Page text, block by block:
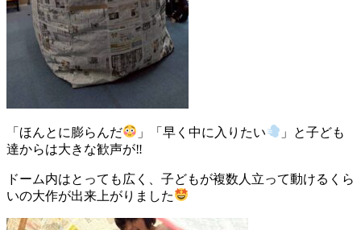
「ほんとに膨らんだ 」「早く中に入りたい
」と子ども
達からは大きな歓声が‼
ドーム内はとっても広く、子どもが複数人立って動けるくら
いの大作が出来上がりました